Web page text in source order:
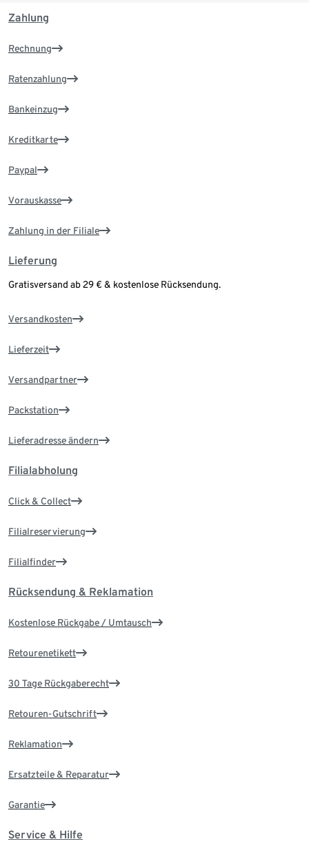
Zahlung
Rechnung
Ratenzahlung
Bankeinzug
Kreditkarte
Paypal
Vorauskasse
Zahlung in der Filiale
Lieferung
Gratisversand ab 29 € & kostenlose Rücksendung.
Versandkosten
Lieferzeit
Versandpartner
Packstation
Lieferadresse ändern
Filialabholung
Click & Collect
Filialreservierung
Filialfinder
Rücksendung & Reklamation
Kostenlose Rückgabe / Umtausch
Retourenetikett
30 Tage Rückgaberecht
Retouren-Gutschrift
Reklamation
Ersatzteile & Reparatur
Garantie
Service & Hilfe